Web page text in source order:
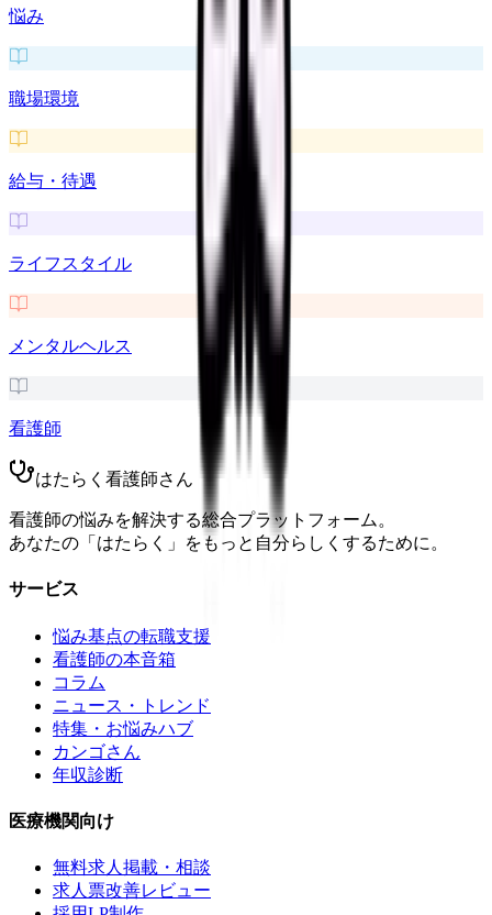
悩み
職場環境
給与・待遇
ライフスタイル
メンタルヘルス
看護師
はたらく看護師さん
看護師の悩みを解決する総合プラットフォーム。
あなたの「はたらく」をもっと自分らしくするために。
サービス
悩み基点の転職支援
看護師の本音箱
コラム
ニュース・トレンド
特集・お悩みハブ
カンゴさん
年収診断
医療機関向け
無料求人掲載・相談
求人票改善レビュー